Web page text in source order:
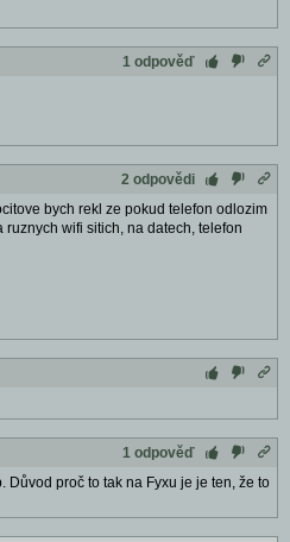
1 odpověď
2 odpovědi
bych rekl ze pokud telefon odlozim
wifi sitich, na datech, telefon
1 odpověď
proč to tak na Fyxu je je ten, že to